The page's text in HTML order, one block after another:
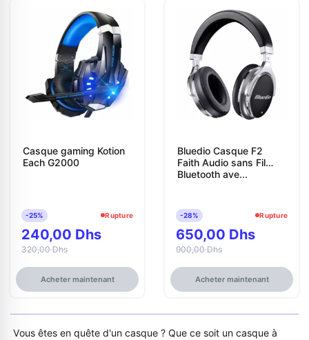
Casque gaming Kotion
Each G2000
-25% Rupture
240,00 Dhs
320,00 Dhs
Acheter maintenant
Bluedio Casque F2
Faith Audio sans Fil
Bluetooth ave...
-28% Rupture
650,00 Dhs
900,00 Dhs
Acheter maintenant
Vous êtes en quête d'un casque ? Que ce soit un casque à